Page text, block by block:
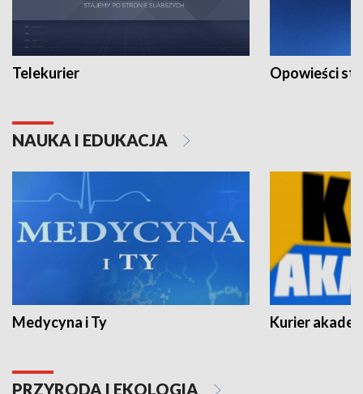
Telekurier Opowieści
NAUKA I EDUKACJA
Medycyna i Ty Kurier
PRZYRODA I EKOLOGIA